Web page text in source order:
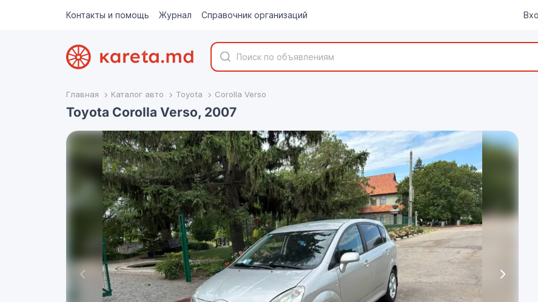
Контакты и помощь Журнал Справочник организаций
Главная Каталог авто Toyota Corolla Verso
Toyota Corolla Verso, 2007